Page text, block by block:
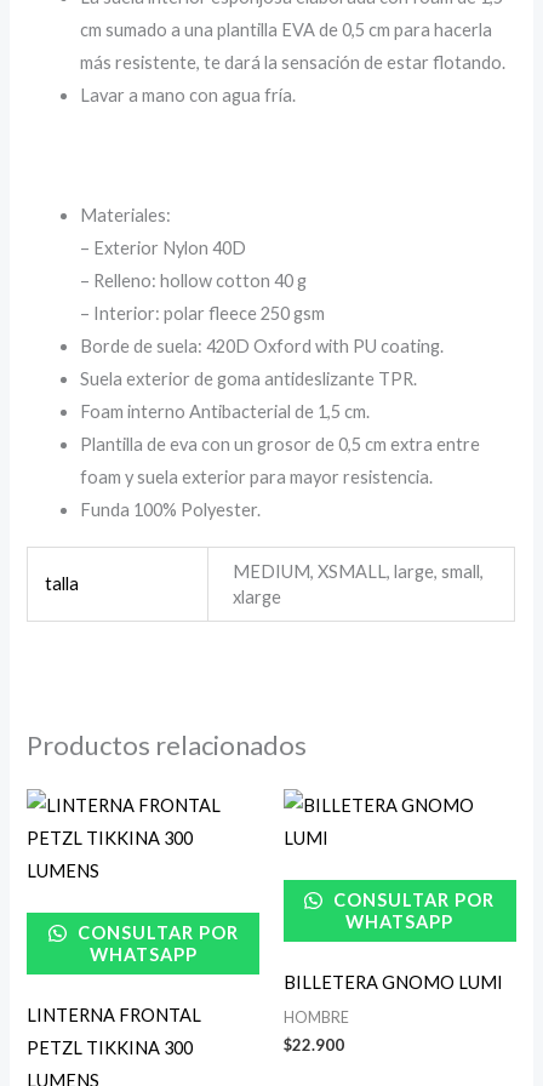
cm sumado a una plantilla EVA de 0,5 cm para hacerla
más resistente, te dará la sensación de estar flotando.
Lavar a mano con agua fría.
Materiales:
– Exterior Nylon 40D
– Relleno: hollow cotton 40 g
– Interior: polar fleece 250 gsm
Borde de suela: 420D Oxford with PU coating.
Suela exterior de goma antideslizante TPR.
Foam interno Antibacterial de 1,5 cm.
Plantilla de eva con un grosor de 0,5 cm extra entre
foam y suela exterior para mayor resistencia.
Funda 100% Polyester.
talla
MEDIUM, XSMALL, large, small,
xlarge
Productos relacionados
CONSULTAR POR
WHATSAPP
LINTERNA FRONTAL
PETZL TIKKINA 300
LUMENS
CONSULTAR POR
WHATSAPP
BILLETERA GNOMO LUMI
HOMBRE
$22.900